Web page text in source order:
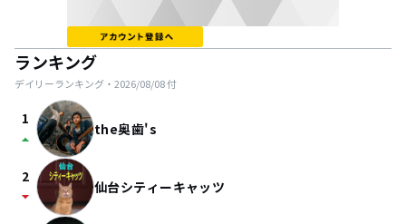
ランキング
デイリーランキング・ 2026/08/08付
1
arrow_drop_up the奥歯's
2
arrow_drop_down 仙台シティーキャッツ